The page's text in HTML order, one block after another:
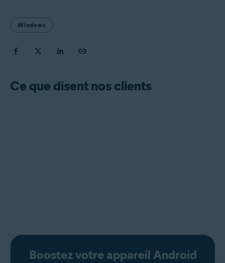
Windows
Ce que disent nos clients
Boostez votre appareil Android